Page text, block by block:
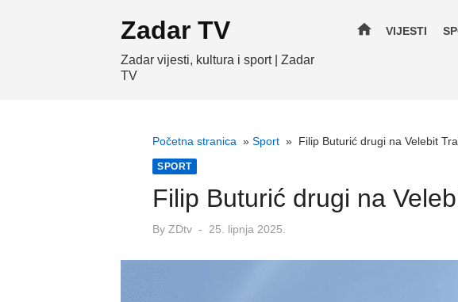
Zadar TV
Zadar vijesti, kultura i sport | Zadar
TV
home VIJESTI
Početna stranica » Sport » Filip Buturić drugi na Velebit
SPORT
Filip Buturić drugi na
By ZDtv
Posted
25. lipnja 2025.